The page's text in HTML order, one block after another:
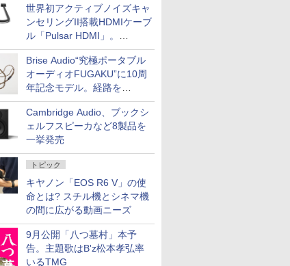
世界初アクティブノイズキャ
ンセリングII搭載HDMIケーブ
ル「Pulsar HDMI」。
SilentPowerから
Brise Audio“究極ポータブル
オーディオFUGAKU”に10周
年記念モデル。経路を
NISHIKIで統一。400万円
Cambridge Audio、ブックシ
ェルフスピーカなど8製品を
一挙発売
トピック
キヤノン「EOS R6 V」の使
命とは? スチル機とシネマ機
の間に広がる動画ニーズ
9月公開「八つ墓村」本予
告。主題歌はB'z松本孝弘率
いるTMG